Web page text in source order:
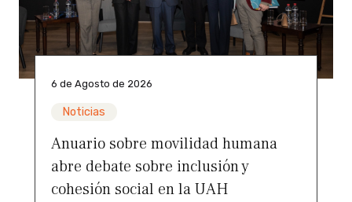
6 de Agosto de 2026
Noticias
Anuario sobre movilidad humana
abre debate sobre inclusión y
cohesión social en la UAH